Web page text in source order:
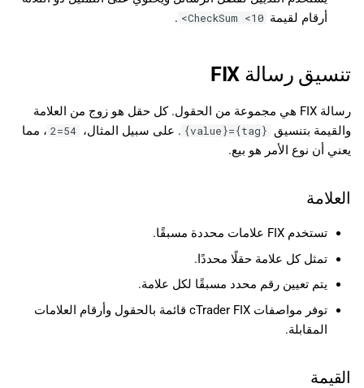
أرقام لقيمة CheckSum <10>
.
تنسيق رسالة FIX
رسالة FIX هي مجموعة من الحقول. كل حقل هو زوج من العلامة
والقيمة بتنسيق {tag}={value} . على سبيل المثال، 54=2
، مما
يعني أن نوع الأمر هو بيع.
العلامة
تستخدم FIX علامات محددة مسبقًا.
تمثل كل علامة حقلًا محددًا.
يتم تعيين رقم محدد مسبقًا لكل علامة.
توفر مواصفات cTrader FIX قائمة بالحقول وأرقام العلامات
المقابلة.
القيمة